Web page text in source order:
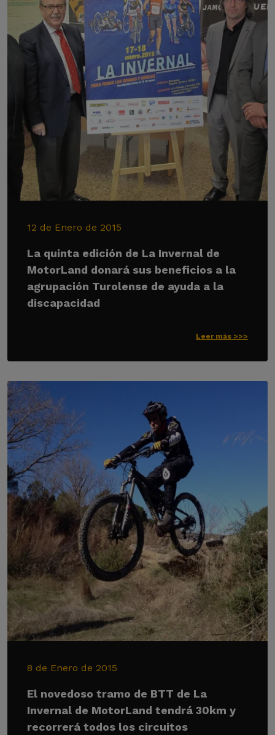
12 de Enero de 2015
La quinta edición de La Invernal de
MotorLand donará sus beneficios a la
agrupación Turolense de ayuda a la
discapacidad
Leer más >>>
8 de Enero de 2015
El novedoso tramo de BTT de La
Invernal de MotorLand tendrá 30km y
recorrerá todos los circuitos